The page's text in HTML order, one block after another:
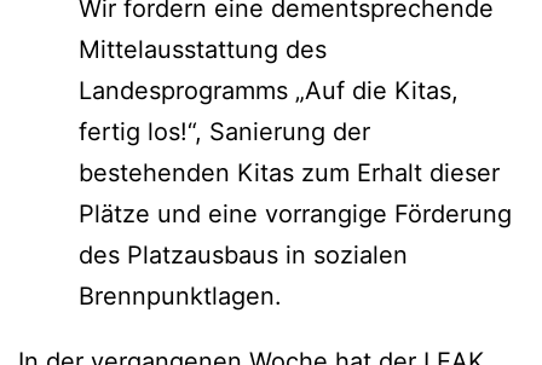
Wir fordern eine dementsprechende
Mittelausstattung des
Landesprogramms „Auf die Kitas,
fertig los!“, Sanierung der
bestehenden Kitas zum Erhalt dieser
Plätze und eine vorrangige Förderung
des Platzausbaus in sozialen
Brennpunktlagen.